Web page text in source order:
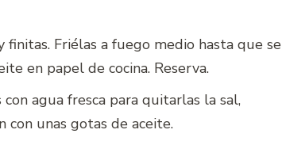
Friélas a fuego medio hasta que se
en papel de cocina. Reserva.
agua fresca para quitarlas la sal,
con unas gotas de aceite.